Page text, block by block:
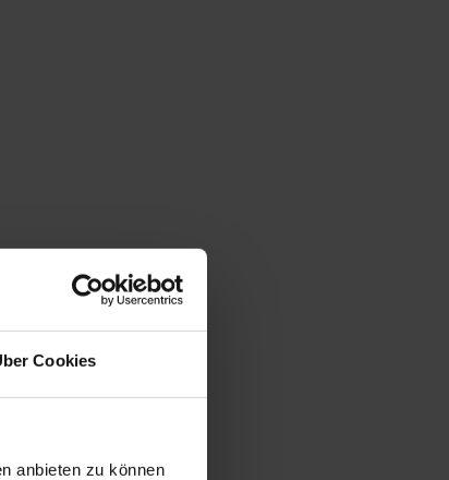
Cookies
anbieten zu können